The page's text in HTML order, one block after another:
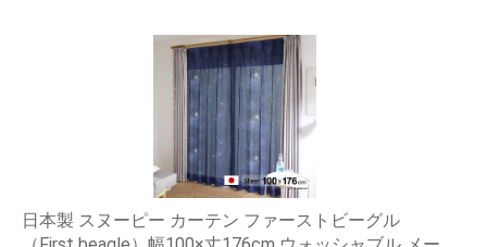
日本製 スヌーピー カーテン ファーストビーグル